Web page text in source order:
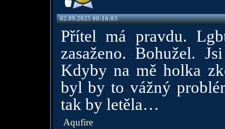
02.09.2025 00:16:03
Přítel má pravdu.
zasaženo. Bohužel.
Kdyby na mě holka
byl by to vážný
tak by letěla…
Aqufire